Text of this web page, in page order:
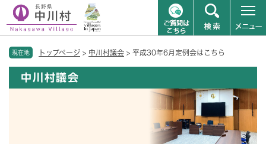
現在地 トップページ > 中川村議会 > 平成30年6月定例会はこちら
中川村議会